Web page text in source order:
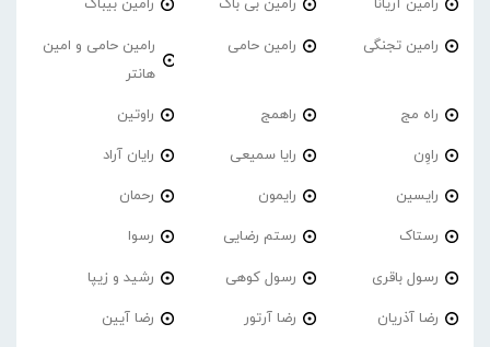
رامین آریانا رامین بی باک رامین بیباک
رامین تجنگی رامین حامی
رامین حامی و امین
هانتر
راه مج راهمج راوتین
راوِن رایا سمیعی رایان آراد
رایسین رایمون رحمان
رستاک رستم رضایی رسوا
رسول باقری رسول کوهی رشید و زیپا
رضا آذریان رضا آرتور رضا آیین